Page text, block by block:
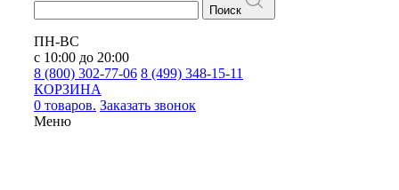
Поиск
ПН-ВС
с 10:00 до 20:00
8 (800) 302-77-06 8 (499) 348-15-11
КОРЗИНА
0 товаров. Заказать звонок
Меню